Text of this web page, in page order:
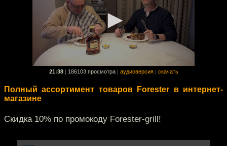
21:38 186103 просмотра аудиоверсия скачать
Полный ассортимент товаров Forester в интернет-
магазине
Скидка 10% по промокоду Forester-grill!